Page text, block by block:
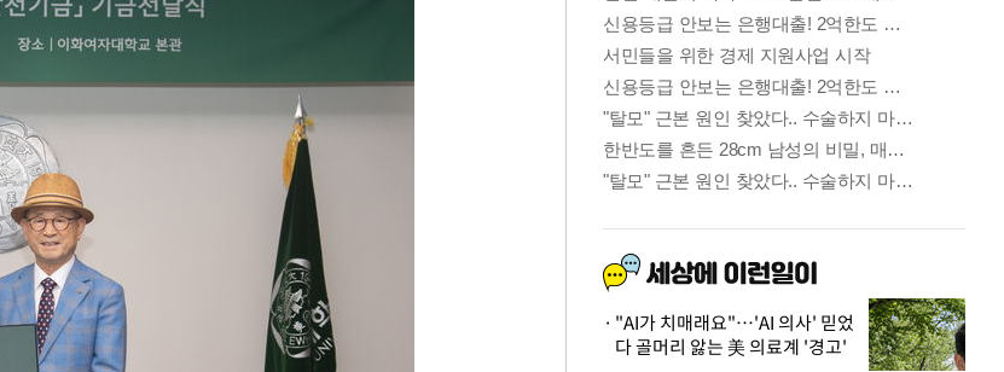
"AI가 치매래요"…'AI 의사' 믿었
다 골머리 앓는 美 의료계 '경고'